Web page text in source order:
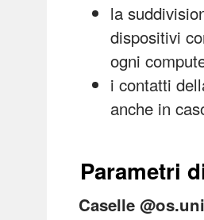
la
dispositivi
ogni
i contatti
anche in
Parametri
Caselle